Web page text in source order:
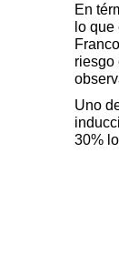
En
lo
riesgo
Uno
30%